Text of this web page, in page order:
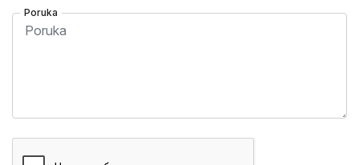
Poruka